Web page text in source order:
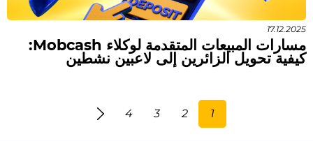
17.12.2025
مسارات المبيعات المتقدمة لوكلاء Mobcash:
كيفية تحويل الزائرين إلى لاعبين نشطين
1
2
3
4